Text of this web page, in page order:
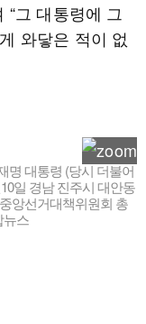
그 대통령에 그
와닿은 적이 없
명 대통령 (당시 더불어
일 경남 진주시 대안동
앙선거대책위원회 총
뉴스